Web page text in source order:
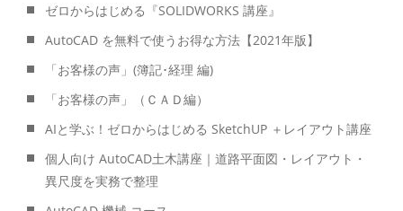
ゼロからはじめる『SOLIDWORKS 講座』
AutoCAD を無料で使うお得な方法【2021年版】
「お客様の声」(簿記･経理 編)
「お客様の声」（ＣＡＤ編）
AIと学ぶ！ゼロからはじめる SketchUP ＋レイアウト講座
個人向け AutoCAD土木講座｜道路平面図・レイアウト・
異尺度を実務で整理